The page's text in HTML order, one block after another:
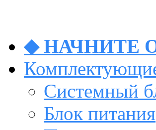
◆ НАЧНИТЕ
Системный
Блок питания